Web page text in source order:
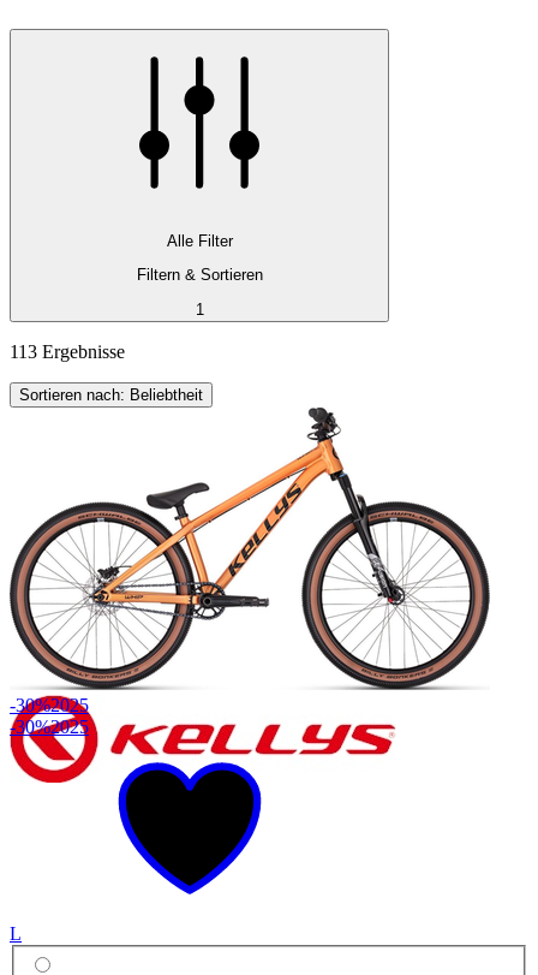
Alle Filter
Filtern & Sortieren
1
113 Ergebnisse
Sortieren nach: Beliebtheit
-30%2025
-30%2025
L